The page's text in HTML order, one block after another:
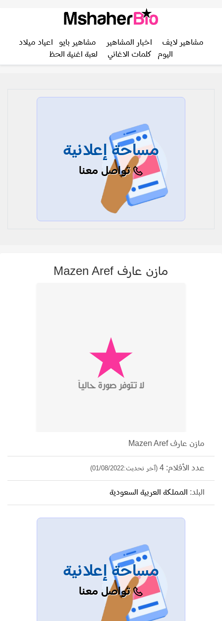
مشاهير لايف اخبار المشاهير مشاهير بايو
اعياد ميلاد
اليوم
كلمات الاغاني لعبة اغنية الحظ
مساحة إعلانية
تواصل معنا
مازن عارف Mazen Aref
مازن عارف Mazen Aref
عدد الأفلام: 4 (آخر تحديث:01/08/2022)
البلد: المملكة العربية السعودية
مساحة إعلانية
تواصل معنا